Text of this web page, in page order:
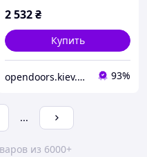
2 532₴
Купить
opendoors.kiev.ua – Кухни, Мебель для дома, Двери 93%
...
из 6000+